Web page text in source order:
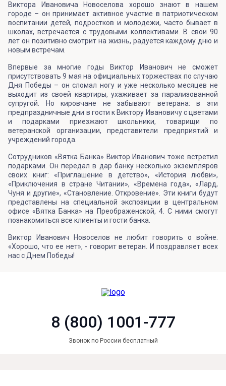
Виктора Ивановича Новоселова хорошо знают в нашем
городе – он принимает активное участие в патриотическом
воспитании детей, подростков и молодежи, часто бывает в
школах, встречается с трудовыми коллективами. В свои 90
лет он позитивно смотрит на жизнь, радуется каждому дню и
новым встречам.
Впервые за многие годы Виктор Иванович не сможет
присутствовать 9 мая на официальных торжествах по случаю
Дня Победы – он сломал ногу и уже несколько месяцев не
выходит из своей квартиры, ухаживает за парализованной
супругой. Но кировчане не забывают ветерана: в эти
предпраздничные дни в гости к Виктору Ивановичу с цветами
и подарками приезжают школьники, товарищи по
ветеранской организации, представители предприятий и
учреждений города.
Сотрудников «Вятка Банка» Виктор Иванович тоже встретил
подарками. Он передал в дар банку несколько экземпляров
своих книг: «Приглашение в детство», «История любви»,
«Приключения в стране Читании», «Времена года», «Лард,
Чуня и другие», «Становление. Откровение». Эти книги будут
представлены на специальной экспозиции в центральном
офисе «Вятка Банка» на Преображенской, 4. С ними смогут
познакомиться все клиенты и гости банка.
Виктор Иванович Новоселов не любит говорить о войне.
«Хорошо, что ее нет», - говорит ветеран. И поздравляет всех
нас с Днем Победы!
8 (800) 1001-777
Звонок по России бесплатный